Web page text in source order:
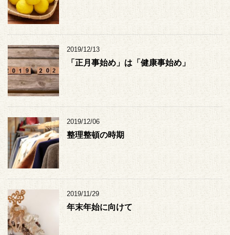
2019/12/13
「正月事始め」は「健康事始め」
2019/12/06
整理整頓の時期
2019/11/29
年末年始に向けて